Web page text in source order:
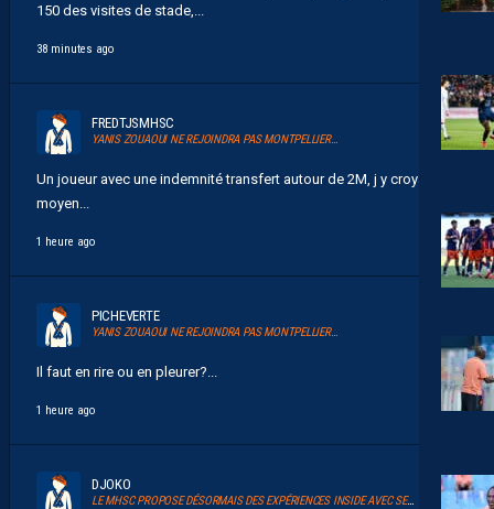
150 des visites de stade,...
38 minutes ago
FREDTJSMHSC
YANIS ZOUAOUI NE REJOINDRA PAS MONTPELLIER…
Un joueur avec une indemnité transfert autour de 2M, j y croyais
moyen...
1 heure ago
PICHEVERTE
YANIS ZOUAOUI NE REJOINDRA PAS MONTPELLIER…
Il faut en rire ou en pleurer?...
1 heure ago
DJOKO
LE MHSC PROPOSE DÉSORMAIS DES EXPÉRIENCES INSIDE AVEC SERSOU